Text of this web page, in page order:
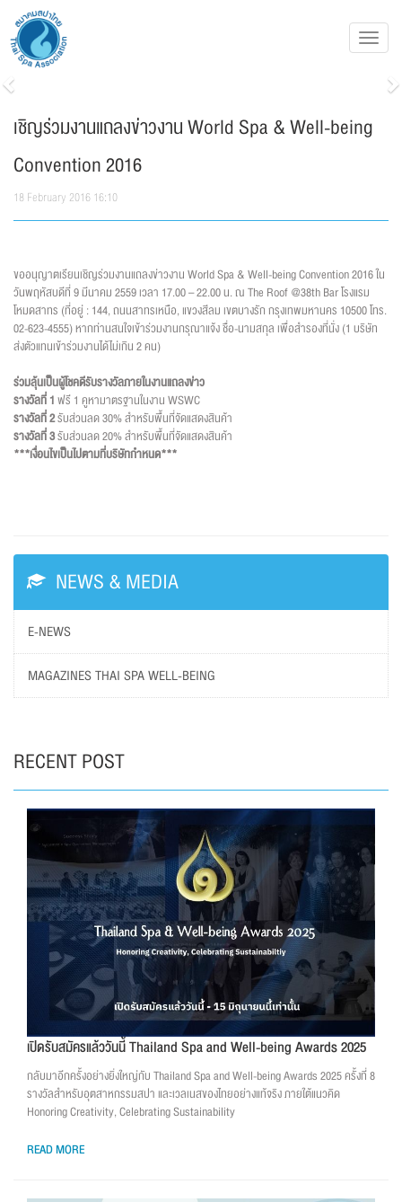
Previous
เชิญร่วมงานแถลงข่าวงาน World Spa & Well-being
Convention 2016
18 February 2016 16:10
ขออนุญาตเรียนเชิญร่วมงานแถลงข่าวงาน World Spa & Well-being Convention 2016 ใน
วันพฤหัสบดีที่ 9 มีนาคม 2559 เวลา 17.00 – 22.00 น. ณ The Roof @38th Bar โรงแรม
โหมดสาทร (ที่อยู่ : 144, ถนนสาทรเหนือ, แขวงสีลม เขตบางรัก กรุงเทพมหานคร 10500 โทร.
02-623-4555) หากท่านสนใจเข้าร่วมงานกรุณาแจ้ง ชื่อ-นามสกุล เพื่อสำรองที่นั่ง (1 บริษัท
ส่งตัวแทนเข้าร่วมงานได้ไม่เกิน 2 คน)
ร่วมลุ้นเป็นผู้โชคดีรับรางวัลภายในงานแถลงข่าว
รางวัลที่ 1ฟรี 1 คูหามาตรฐานในงาน WSWC
รางวัลที่ 2รับส่วนลด 30% สำหรับพื้นที่จัดแสดงสินค้า
รางวัลที่ 3รับส่วนลด 20% สำหรับพื้นที่จัดแสดงสินค้า
***เงื่อนไขเป็นไปตามที่บริษัทกำหนด***
NEWS & MEDIA
E-NEWS
MAGAZINES THAI SPA WELL-BEING
RECENT POST
เปิดรับสมัครแล้ววันนี้ Thailand Spa and Well-being Awards 2025
กลับมาอีกครั้งอย่างยิ่งใหญ่กับ Thailand Spa and Well-being Awards 2025 ครั้งที่ 8
รางวัลสำหรับอุตสาหกรรมสปา และเวลเนสของไทยอย่างแท้จริง ภายใต้แนวคิด
Honoring Creativity, Celebrating Sustainability
READ MORE